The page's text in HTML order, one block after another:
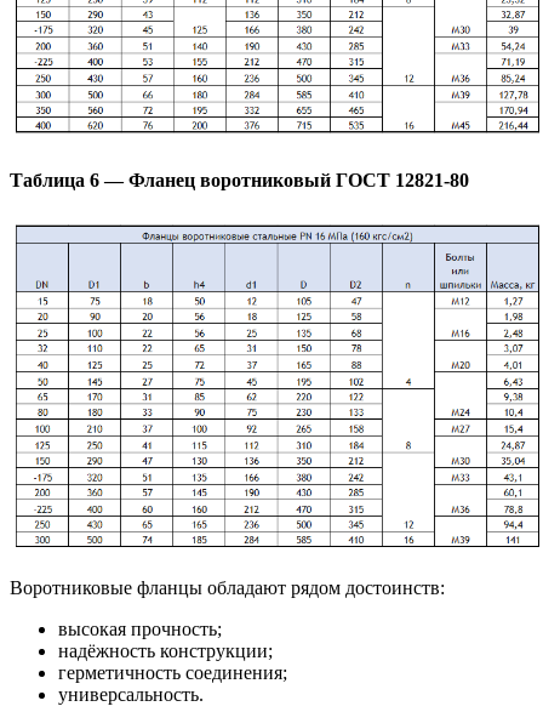
Таблица 6 — Фланец воротниковый ГОСТ 12821-80
Воротниковые фланцы обладают рядом достоинств:
высокая прочность;
надёжность конструкции;
герметичность соединения;
универсальность.